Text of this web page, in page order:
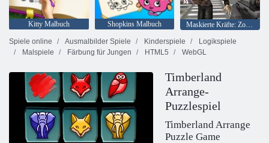
Kitty Malbuch Shopkins Malbuch
Maskierte Kräfte: Zombie-Überleben
Spiele online
Ausmalbilder Spiele Kinderspiele
Logikspiele
Malspiele
Färbung für Jungen HTML5 WebGL
Timberland
Arrange-
Puzzlespiel
Timberland Arrange
Puzzle Game